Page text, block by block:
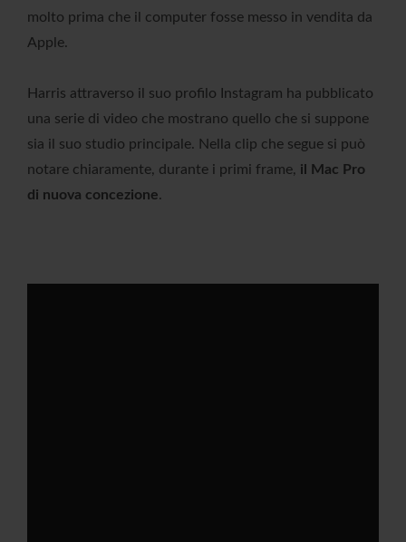
molto prima che il computer fosse messo in vendita da
Apple.
Harris attraverso il suo profilo Instagram ha pubblicato
una serie di video che mostrano quello che si suppone
sia il suo studio principale. Nella clip che segue si può
notare chiaramente, durante i primi frame, il Mac Pro
di nuova concezione.